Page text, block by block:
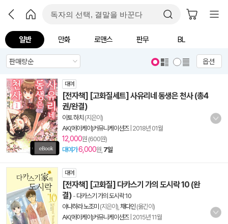
일반 만화 로맨스 판무 BL
옵션
대여
[전자책] [고화질세트] 사유리네 동생은 천사 (총4
권/완결)
이토 하치 (지은이)
AK(에이케이)커뮤니케이션즈| 2018년 01월
12,000원 (600원)
대여가6,000원, 7일
대여
[전자책] [고화질] 다카스기 가의 도시락 10 (완
결) - 다카스기 가의 도시락 10
야나하라 노조미 (지은이), 채다인 (옮긴이)
AK(에이케이)커뮤니케이션즈| 2015년 11월